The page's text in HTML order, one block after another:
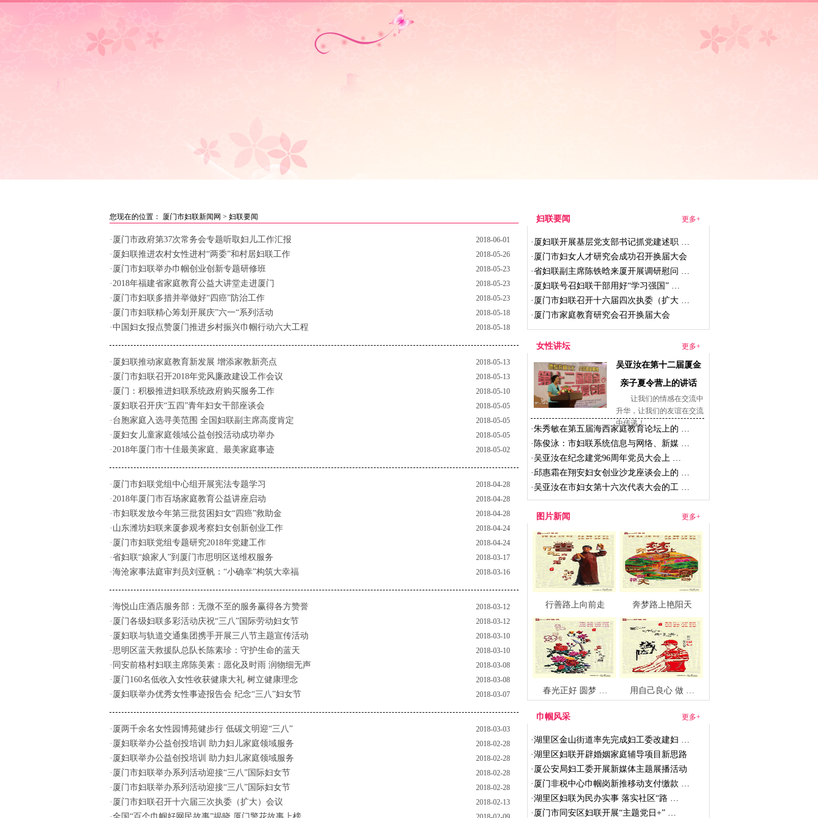
您现在的位置： 厦门市妇联新闻网 > 妇联要闻
·厦门市政府第37次常务会专题听取妇儿工作汇报 2018-06-01
·厦妇联推进农村女性进村“两委”和村居妇联工作 2018-05-26
·厦门市妇联举办巾帼创业创新专题研修班 2018-05-23
·2018年福建省家庭教育公益大讲堂走进厦门 2018-05-23
·厦门市妇联多措并举做好“四癌”防治工作 2018-05-23
·厦门市妇联精心筹划开展庆”六一“系列活动 2018-05-18
·中国妇女报点赞厦门推进乡村振兴巾帼行动六大工程 2018-05-18
·厦妇联推动家庭教育新发展 增添家教新亮点 2018-05-13
·厦门市妇联召开2018年党风廉政建设工作会议 2018-05-13
·厦门：积极推进妇联系统政府购买服务工作 2018-05-10
·厦妇联召开庆“五四”青年妇女干部座谈会 2018-05-05
·台胞家庭入选寻美范围 全国妇联副主席高度肯定 2018-05-05
·厦妇女儿童家庭领域公益创投活动成功举办 2018-05-05
·2018年厦门市十佳最美家庭、最美家庭事迹 2018-05-02
·厦门市妇联党组中心组开展宪法专题学习 2018-04-28
·2018年厦门市百场家庭教育公益讲座启动 2018-04-28
·市妇联发放今年第三批贫困妇女“四癌”救助金 2018-04-28
·山东潍坊妇联来厦参观考察妇女创新创业工作 2018-04-24
·厦门市妇联党组专题研究2018年党建工作 2018-04-24
·省妇联“娘家人”到厦门市思明区送维权服务 2018-03-17
·海沧家事法庭审判员刘亚帆：“小确幸”构筑大幸福 2018-03-16
·海悦山庄酒店服务部：无微不至的服务赢得各方赞誉 2018-03-12
·厦门各级妇联多彩活动庆祝“三八”国际劳动妇女节 2018-03-12
·厦妇联与轨道交通集团携手开展三八节主题宣传活动 2018-03-10
·思明区蓝天救援队总队长陈素珍：守护生命的蓝天 2018-03-10
·同安前格村妇联主席陈美素：愿化及时雨 润物细无声 2018-03-08
·厦门160名低收入女性收获健康大礼 树立健康理念 2018-03-08
·厦妇联举办优秀女性事迹报告会 纪念“三八”妇女节 2018-03-07
·厦两千余名女性园博苑健步行 低碳文明迎“三八” 2018-03-03
·厦妇联举办公益创投培训 助力妇儿家庭领域服务 2018-02-28
·厦妇联举办公益创投培训 助力妇儿家庭领域服务 2018-02-28
·厦门市妇联举办系列活动迎接“三八”国际妇女节 2018-02-28
·厦门市妇联举办系列活动迎接“三八”国际妇女节 2018-02-28
·厦门市妇联召开十六届三次执委（扩大）会议 2018-02-13
妇联要闻 更多+
· 厦妇联开展基层党支部书记抓党建述职 …
· 厦门市妇女人才研究会成功召开换届大会
·省妇联副主席陈铁晗来厦开展调研慰问 …
· 厦妇联号召妇联干部用好“学习强国” …
· 厦门市妇联召开十六届四次执委（扩大 …
· 厦门市家庭教育研究会召开换届大会
女性讲坛 更多+
吴亚汝在第十二届厦金
亲子夏令营上的讲话
让我们的情感在交流中
升华，让我们的友谊在交流
中传递！
·朱秀敏在第五届海西家庭教育论坛上的 …
· 陈俊泳：市妇联系统信息与网络、新媒 …
·吴亚汝在纪念建党96周年党员大会上 …
·邱惠霜在翔安妇女创业沙龙座谈会上的 …
·吴亚汝在市妇女第十六次代表大会的工 …
图片新闻 更多+
行善路上向前走 奔梦路上艳阳天
春光正好 圆梦 … 用自己良心 做 …
巾帼风采 更多+
·湖里区金山街道率先完成妇工委改建妇 …
·湖里区妇联开辟婚姻家庭辅导项目新思路
· 厦公安局妇工委开展新媒体主题展播活动
· 厦门非税中心巾帼岗新推移动支付缴款 …
·湖里区妇联为民办实事 落实社区“路 …
· 厦门市同安区妇联开展“主题党日+” …